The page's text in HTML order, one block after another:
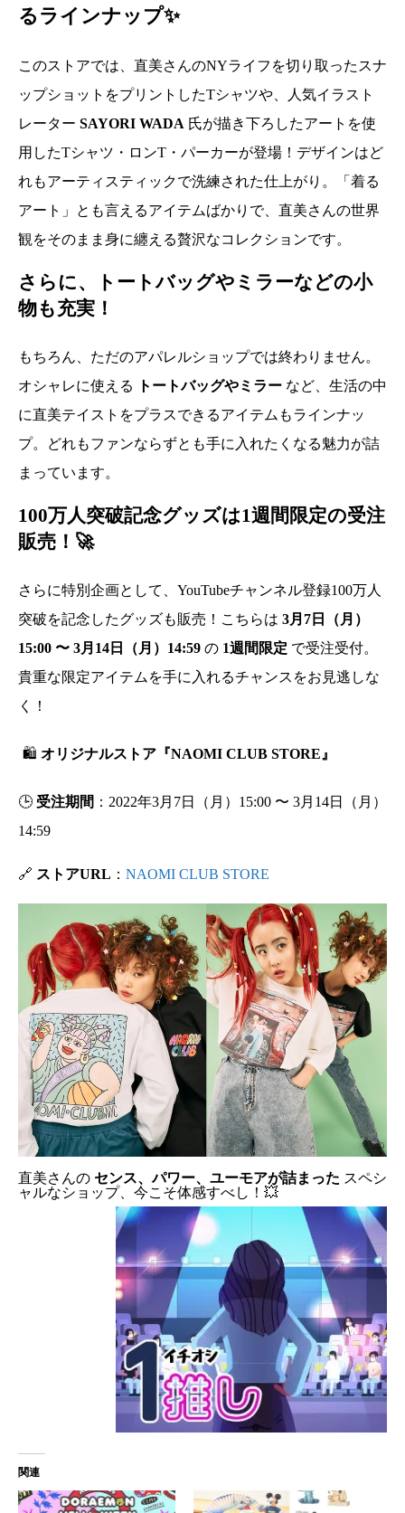
るラインナップ✨
このストアでは、直美さんのNYライフを切り取ったスナ
ップショットをプリントしたTシャツや、人気イラスト
レーター SAYORI WADA 氏が描き下ろしたアートを使
用したTシャツ・ロンT・パーカーが登場！デザインはど
れもアーティスティックで洗練された仕上がり。「着る
アート」とも言えるアイテムばかりで、直美さんの世界
観をそのまま身に纏える贅沢なコレクションです。
さらに、トートバッグやミラーなどの小
物も充実！
もちろん、ただのアパレルショップでは終わりません。
オシャレに使える
トートバッグやミラー など、生活の中
に直美テイストをプラスできるアイテムもラインナッ
プ。どれもファンならずとも手に入れたくなる魅力が詰
まっています。
100万人突破記念グッズは1週間限定の受注
販売！🚀
さらに特別企画として、YouTubeチャンネル登録100万人
突破を記念したグッズも販売！こちらは 3月7日（月）
15:00 〜 3月14日（月）14:59 の 1週間限定 で受注受付。
貴重な限定アイテムを手に入れるチャンスをお見逃しな
く！
🛍 オリジナルストア『NAOMI CLUB STORE』
🕒 受注期間 ：2022年3月7日（月）15:00 〜 3月14日（月）
14:59
🔗 ストアURL ： NAOMI CLUB STORE
直美さんの センス、パワー、ユーモアが詰まった スペシ
ャルなショップ、今こそ体感すべし！💥
関連